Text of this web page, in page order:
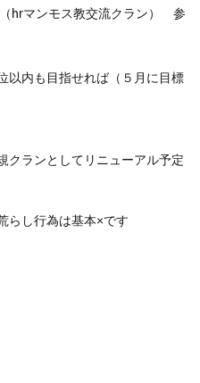
hrマンモス教交流クラン） 参
内も目指せれば（５月に目標
クランとしてリニューアル予定
らし行為は基本×です